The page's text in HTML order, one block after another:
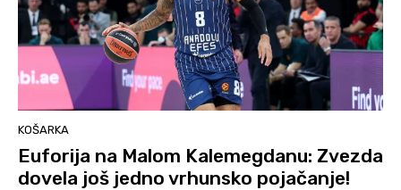
KOŠARKA
Euforija na Malom Kalemegdanu: Zvezda
dovela još jedno vrhunsko pojačanje!